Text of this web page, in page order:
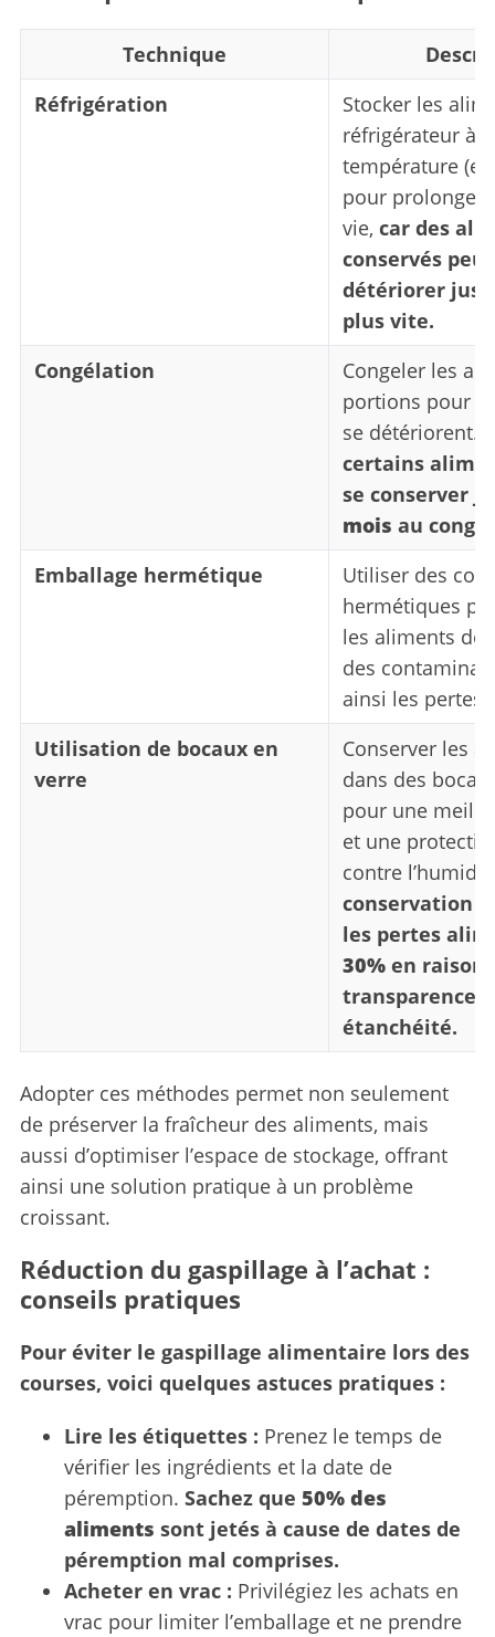
Technique
Réfrigération
Stocker les
réfrigérateur à
température
pour prolonger
vie, car des
conservés
détériorer
plus vite.
Congélation
Congeler les
portions pour
se détériorent.
certains
se conserver
mois au
Emballage hermétique
Utiliser des
hermétiques
les aliments de
des
ainsi les pertes.
Utilisation de bocaux en
verre
Conserver les
dans des
pour une
et une
contre
conservation
les pertes
30%en raison
transparence
étanchéité.
Adopter ces méthodes permet non seulement
de préserver la fraîcheur des aliments, mais
aussi d’optimiser l’espace de stockage, offrant
ainsi une solution pratique à un problème
croissant.
Réduction du gaspillage à l’achat :
conseils pratiques
Pour éviter le gaspillage alimentaire lors des
courses, voici quelques astuces pratiques :
Lire les étiquettes : Prenez le temps de
vérifier les ingrédients et la date de
péremption. Sachez que 50% des
aliments sont jetés à cause de dates de
péremption mal comprises.
Acheter en vrac : Privilégiez les achats en
vrac pour limiter l’emballage et ne prendre
S
a
r
o
: